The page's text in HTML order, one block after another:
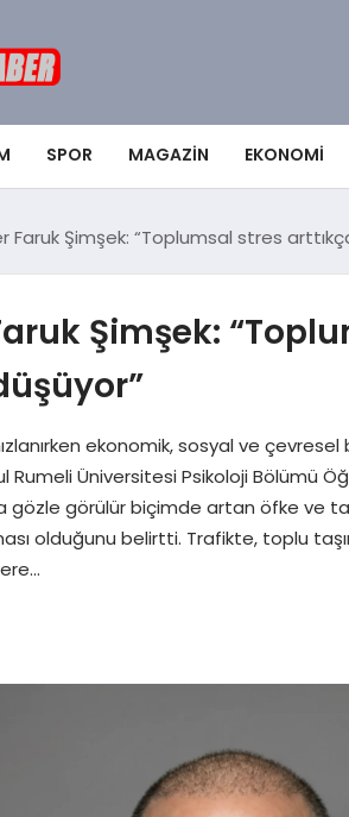
SPOR MAGAZIN EKONOMI
Faruk Şimşek: “Toplumsal stres
Şimşek:
ekonomik, sosyal ve çevresel
Rumeli Üniversitesi Psikoloji Bölümü
görülür biçimde artan öfke ve
olduğunu belirtti. Trafikte, toplu